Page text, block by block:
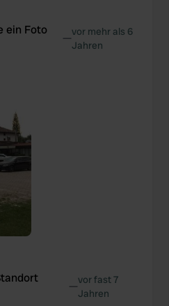
ein Foto
—vor mehr als 6
Jahren
—vor fast 7
Jahren